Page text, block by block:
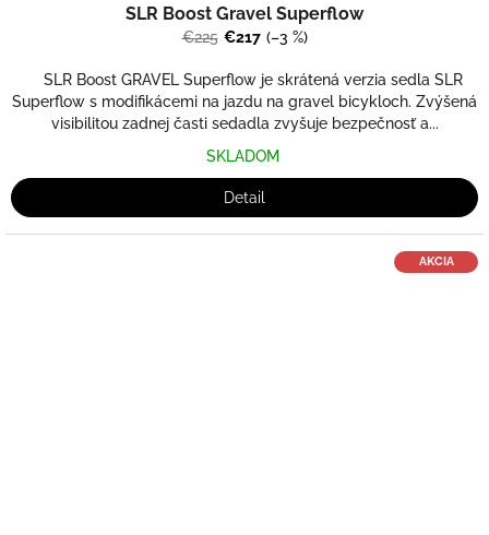
SLR Boost Gravel Superflow
€225 €217 (–3 %)
SLR Boost GRAVEL Superflow je skrátená verzia sedla SLR
Superflow s modifikácemi na jazdu na gravel bicykloch. Zvýšená
visibilitou zadnej časti sedadla zvyšuje bezpečnosť a...
SKLADOM
Detail
AKCIA